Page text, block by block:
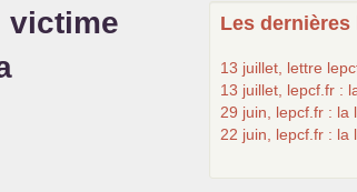
victime
Les dernières
13 juillet, lettre
13 juillet, lepcf.fr :
29 juin, lepcf.fr :
22 juin, lepcf.fr :